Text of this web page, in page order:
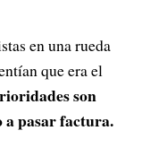
en una rueda
que era el
son
a pasar factura.